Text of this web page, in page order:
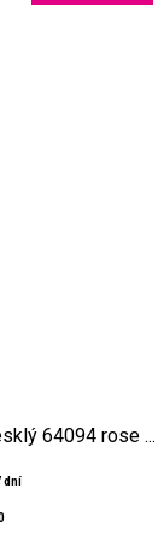
64094 rose ...
dní